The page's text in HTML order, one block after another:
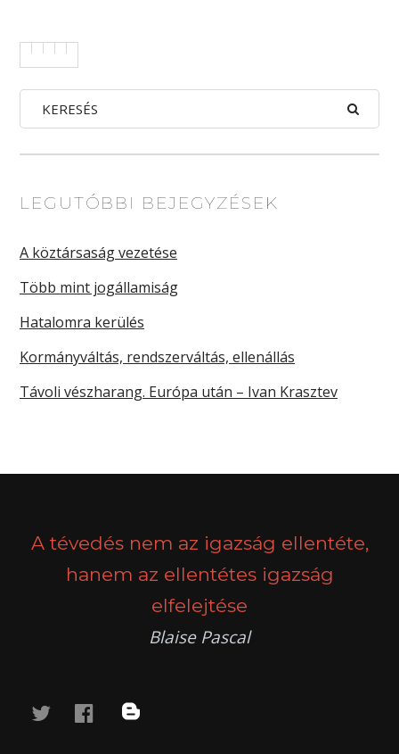
LEGUTÓBBI BEJEGYZÉSEK
A köztársaság vezetése
Több mint jogállamiság
Hatalomra kerülés
Kormányváltás, rendszerváltás, ellenállás
Távoli vészharang. Európa után – Ivan Krasztev
A tévedés nem az igazság ellentéte,
hanem az ellentétes igazság
elfelejtése
Blaise Pascal
twitterfacebook
blog